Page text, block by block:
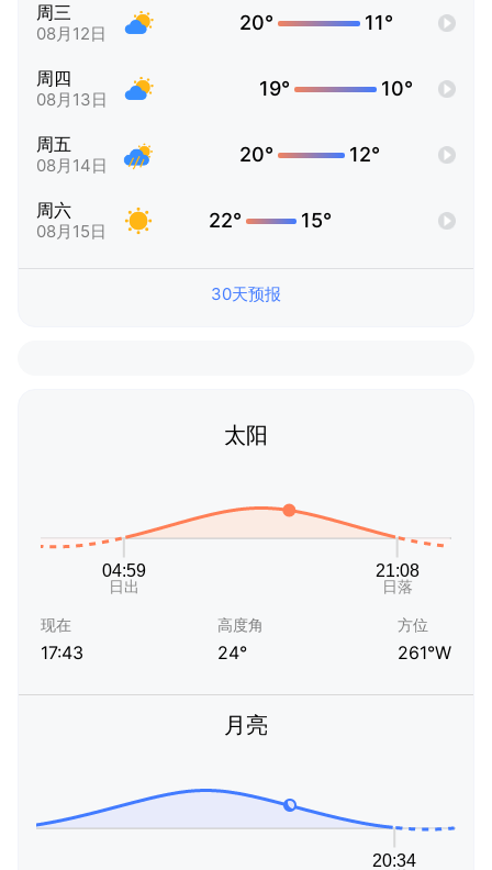
周三
08月12日 20° 11°
周四
08月13日 19° 10°
周五
08月14日 20° 12°
周六
08月15日 22° 15°
30天预报
太阳
现在
17:43
高度角
24°
方位
261°W
月亮